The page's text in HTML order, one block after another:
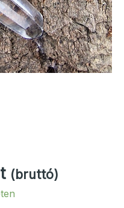
Current
price
(bruttó)